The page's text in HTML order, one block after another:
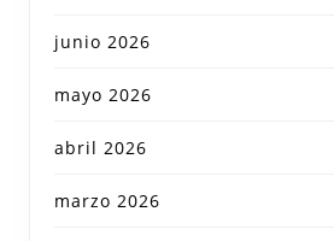
junio 2026
mayo 2026
abril 2026
marzo 2026